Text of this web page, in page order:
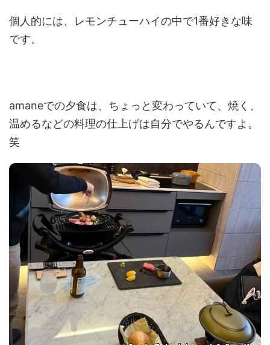
個人的には、レモンチューハイの中で1番好きな味
です。
amaneでの夕食は、ちょっと変わっていて、焼く、
温めるなどの料理の仕上げは自分でやるんですよ。
笑